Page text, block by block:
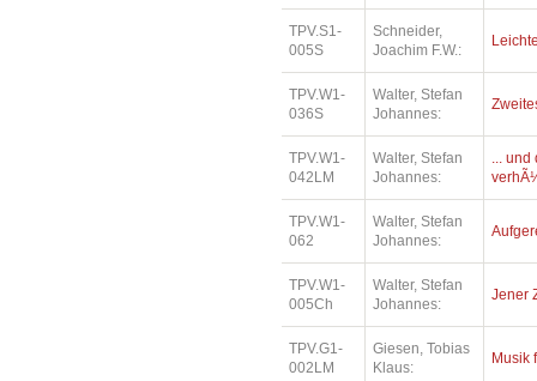
TPV.S1-
005S
Schneider,
Joachim F.W.:
TPV.W1-
036S
Walter, Stefan
Johannes:
TPV.W1-
042LM
Walter, Stefan
Johannes:
... und
TPV.W1-
062
Walter, Stefan
Johannes:
TPV.W1-
005Ch
Walter, Stefan
Johannes:
Jener
TPV.G1-
002LM
Giesen, Tobias
Klaus:
Musik